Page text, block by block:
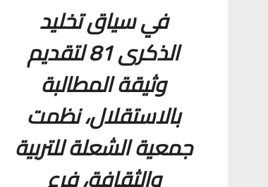
في سياق تخليد
الذكرى 81 لتقديم
وثيقة المطالبة
بالاستقلال، نظمت
جمعية الشعلة للتربية